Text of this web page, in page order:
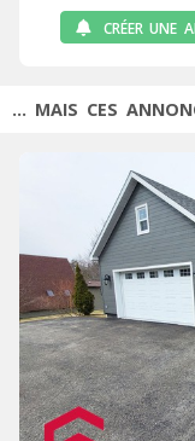
CRÉER UNE
... MAIS CES